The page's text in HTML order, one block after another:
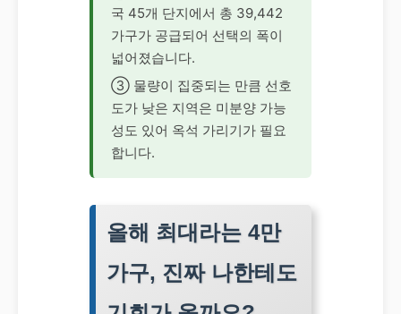
국 45개 단지에서 총 39,442
가구가 공급되어 선택의 폭이
넓어졌습니다.
③ 물량이 집중되는 만큼 선호
도가 낮은 지역은 미분양 가능
성도 있어 옥석 가리기가 필요
합니다.
올해 최대라는 4만
가구, 진짜 나한테도